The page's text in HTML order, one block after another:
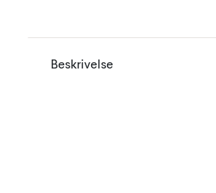
Beskrivelse